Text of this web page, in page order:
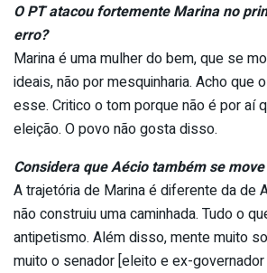
O PT atacou fortemente Marina no
erro?
Marina é uma mulher do bem, que se
ideais, não por mesquinharia. Acho que
esse. Critico o tom porque não é por aí
eleição. O povo não gosta disso.
Considera que Aécio também se
A trajetória de Marina é diferente da de
não construiu uma caminhada. Tudo o
antipetismo. Além disso, mente muito
muito o senador [eleito e ex-